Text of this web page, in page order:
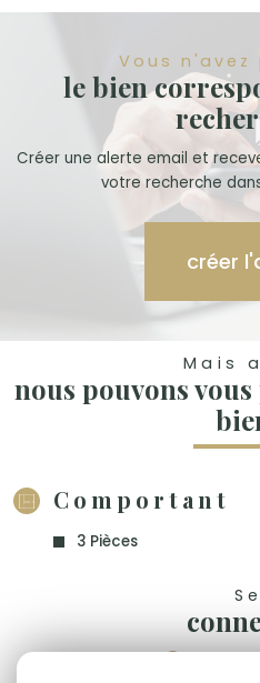
Vous n'avez
le bien
Créer une alerte email et
votre recherche
créer
Mais
nous pouvons
Comportant
3 Pièces
Se